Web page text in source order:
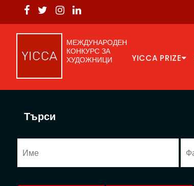
МЕЖДУНАРОДЕН
КОНКУРС ЗА
ХУДОЖНИЦИ
YICCA PRIZE
Търси